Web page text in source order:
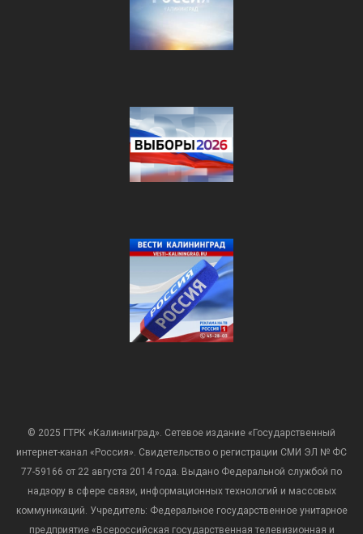
© 2025 ГТРК «Калининград». Сетевое издание «Государственный
интернет-канал «Россия». Свидетельство о регистрации СМИ ЭЛ № ФС
77-59166 от 22 августа 2014 года. Выдано Федеральной службой по
надзору в сфере связи, информационных технологий и массовых
коммуникаций. Учредитель: Федеральное государственное унитарное
предприятие «Всероссийская государственная телевизионная и